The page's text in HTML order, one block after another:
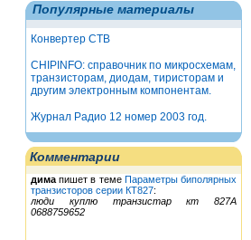
Популярные материалы
Конвертер СТВ
CHIPINFO: справочник по микросхемам,
транзисторам, диодам, тиристорам и
другим электронным компонентам.
Журнал Радио 12 номер 2003 год.
Комментарии
дима пишет в теме Параметры биполярных
транзисторов серии КТ827:
люди куплю транзистар кт 827А
0688759652